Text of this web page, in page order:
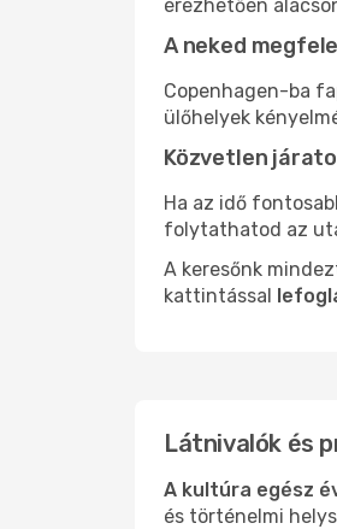
érezhetően
A neked
Copenhagen-ba
ülőhelyek
Közvetlen
Ha az idő
folytathatod az
A keresőnk
kattintással
Látnivalók és
A kultúra egész
és történelmi